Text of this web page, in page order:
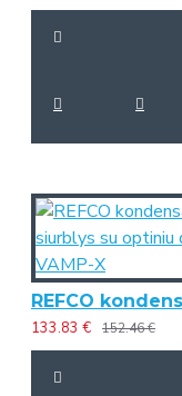
133.83 € 152.46 €